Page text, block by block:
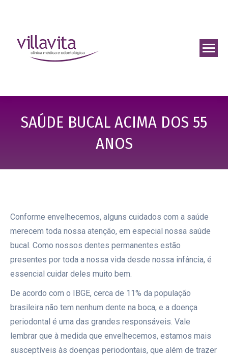
SAÚDE BUCAL ACIMA DOS 55
ANOS
Conforme envelhecemos, alguns cuidados com a saúde
merecem toda nossa atenção, em especial nossa saúde
bucal. Como nossos dentes permanentes estão
presentes por toda a nossa vida desde nossa infância, é
essencial cuidar deles muito bem.
De acordo com o IBGE, cerca de 11% da população
brasileira não tem nenhum dente na boca, e a doença
periodontal é uma das grandes responsáveis. Vale
lembrar que à medida que envelhecemos, estamos mais
susceptíveis às doenças periodontais, que além de trazer